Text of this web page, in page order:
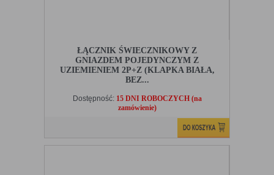
ŁĄCZNIK ŚWIECZNIKOWY Z
GNIAZDEM POJEDYNCZYM Z
UZIEMIENIEM 2P+Z (KLAPKA BIAŁA,
BEZ...
Dostępność: 15 DNI ROBOCZYCH (na
zamówienie)